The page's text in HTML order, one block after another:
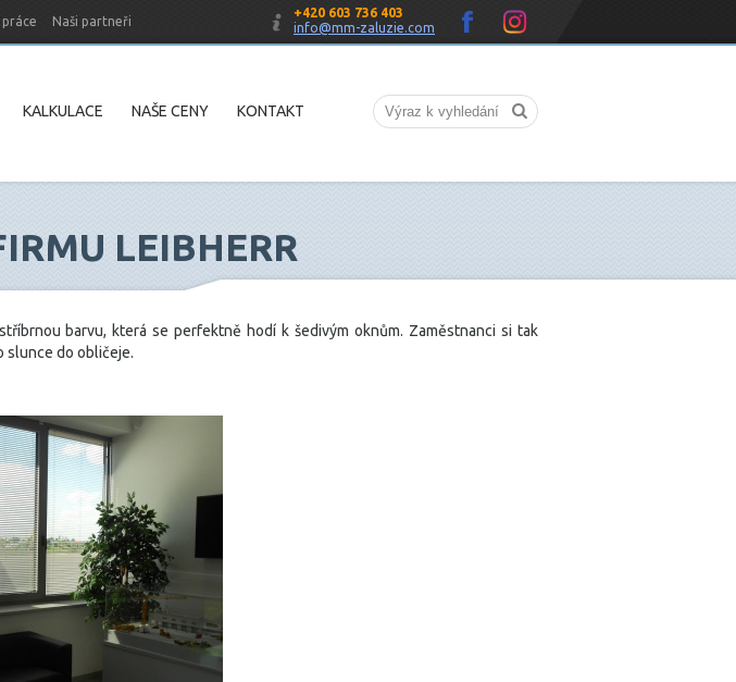
práce Naši partneři
+420 603 736 403
info@mm-zaluzie.com
KALKULACE NAŠE CENY KONTAKT
LEIBHERR
barvu, která se perfektně hodí k šedivým oknům. Zaměstnanci si tak
slunce do obličeje.